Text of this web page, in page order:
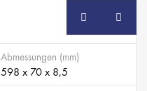
SB
Abmessungen (mm)
598 x 70 x 8,5